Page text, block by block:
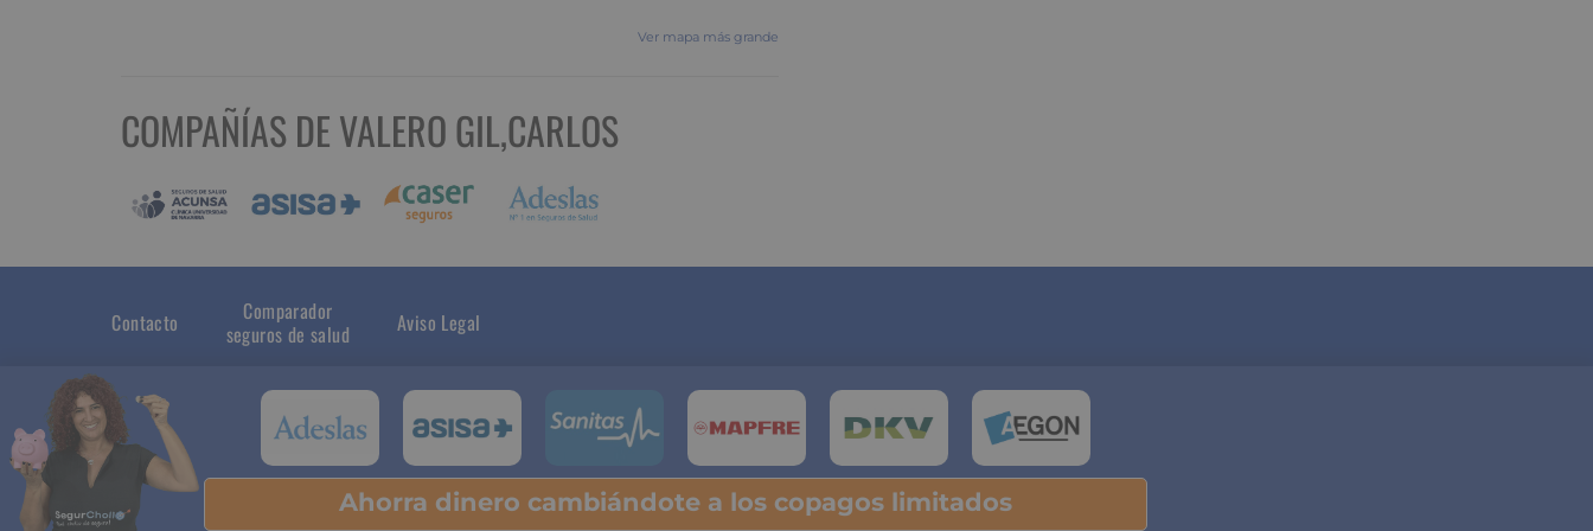
Ver mapa más grande
COMPAÑÍAS DE VALERO GIL,CARLOS
Contacto
Comparador
seguros de salud
Aviso Legal
Ahorra dinero cambiándote a los copagos limitados
Pulsa y descubre tu ahorro